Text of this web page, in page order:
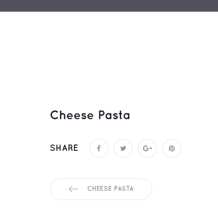
Cheese Pasta
SHARE
CHEESE PASTA